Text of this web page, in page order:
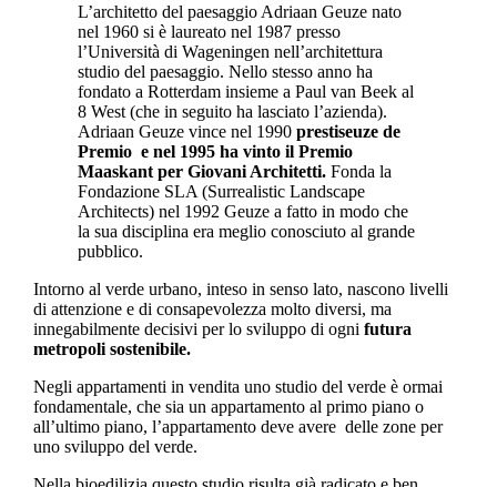
L’architetto del paesaggio Adriaan Geuze nato
nel 1960 si è laureato nel 1987 presso
l’Università di Wageningen nell’architettura
studio del paesaggio. Nello stesso anno ha
fondato a Rotterdam insieme a Paul van Beek al
8 West (che in seguito ha lasciato l’azienda).
Adriaan Geuze vince nel 1990 prestiseuze de
Premio e nel 1995 ha vinto il Premio
Maaskant per Giovani Architetti. Fonda la
Fondazione SLA (Surrealistic Landscape
Architects) nel 1992 Geuze a fatto in modo che
la sua disciplina era meglio conosciuto al grande
pubblico.
Intorno al verde urbano, inteso in senso lato, nascono livelli
di attenzione e di consapevolezza molto diversi, ma
innegabilmente decisivi per lo sviluppo di ogni futura
metropoli sostenibile.
Negli appartamenti in vendita uno studio del verde è ormai
fondamentale, che sia un appartamento al primo piano o
all’ultimo piano, l’appartamento deve avere delle zone per
uno sviluppo del verde.